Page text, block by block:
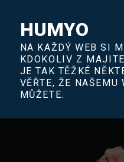
contentHUMYO
NA KAŽDÝ WEB SI
KDOKOLIV Z
JE TAK TĚŽKÉ
VĚŘTE, ŽE NAŠEMU
MŮŽETE.